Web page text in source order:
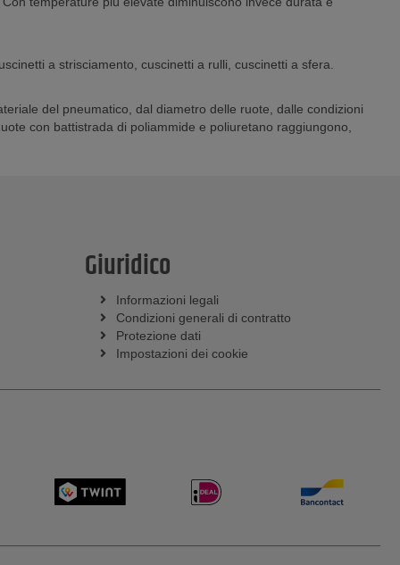
a strisciamento, cuscinetti a rulli, cuscinetti a sfera.
del pneumatico, dal diametro delle ruote, dalle condizioni
con battistrada di poliammide e poliuretano raggiungono,
Giuridico
Informazioni legali
Condizioni generali di contratto
Protezione dati
Impostazioni dei cookie